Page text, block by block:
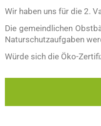
Wir haben uns für die 2.
Die gemeindlichen
Naturschutzaufgaben
Würde sich die Öko-